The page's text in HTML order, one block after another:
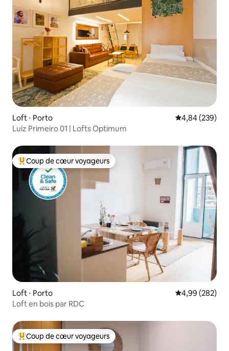
Loft ⋅ Porto Évaluation
4,84 (239)
Luiz Primeiro 01 | Lofts Optimum
Coups de cœur voyageurs les plus appréciés
Coup de cœur voyageurs
Loft ⋅ Porto Évaluation
4,99 (282)
Loft en bois par RDC
Coups de cœur voyageurs les plus appréciés
Coup de cœur voyageurs